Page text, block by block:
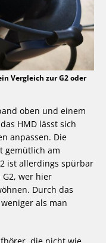
Vergleich zur G2 oder
oben und einem
HMD lässt sich
anpassen. Die
gemütlich am
ist allerdings spürbar
G2, wer hier
Durch das
als man